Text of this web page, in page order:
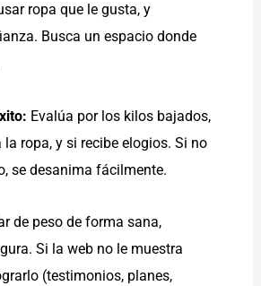
ropa que le gusta, y
Busca un espacio donde
Evalúa por los kilos bajados,
ropa, y si recibe elogios. Si no
se desanima fácilmente.
de peso de forma sana,
Si la web no le muestra
(testimonios, planes,